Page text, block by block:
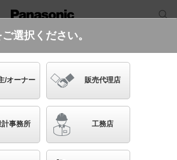
）
ワード
LGB51562 LE1
選択ください。
/オーナー 販売代理店
計事務所 工務店